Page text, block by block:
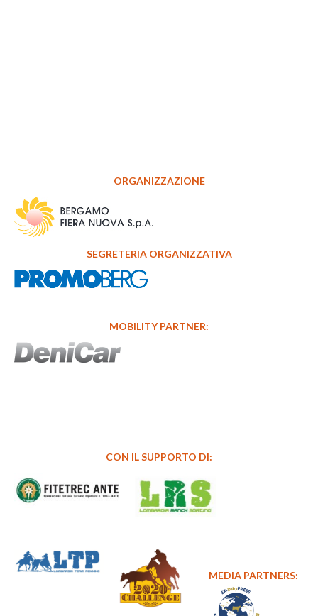
ORGANIZZAZIONE
SEGRETERIA ORGANIZZATIVA
MOBILITY PARTNER:
CON IL SUPPORTO DI:
MEDIA PARTNERS: